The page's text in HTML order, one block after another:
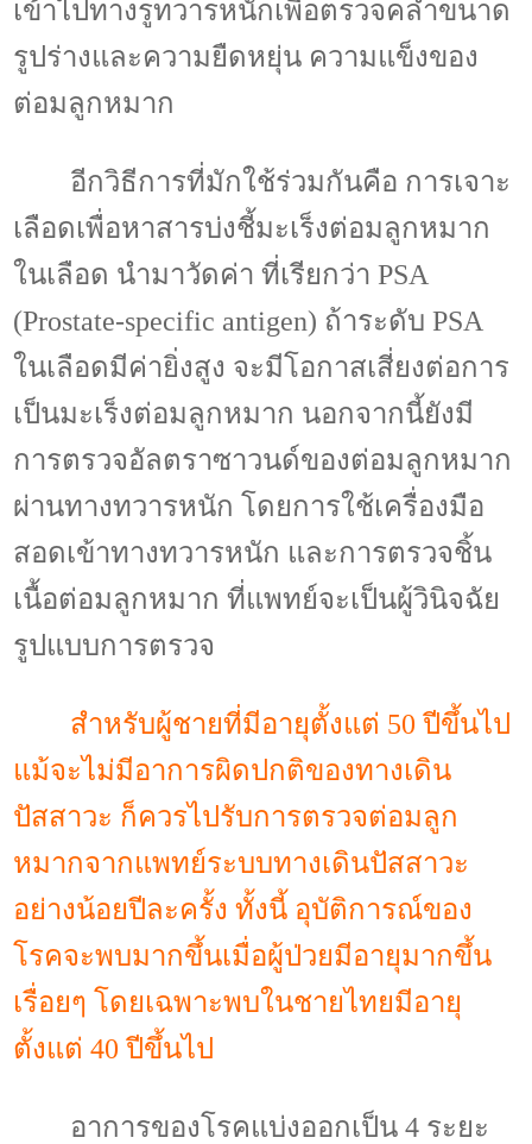
เข้าไปทางรูทวารหนักเพื่อตรวจคลำขนาด
รูปร่างและความยืดหยุ่น ความแข็งของ
ต่อมลูกหมาก
อีกวิธีการที่มักใช้ร่วมกันคือ การเจาะ
เลือดเพื่อหาสารบ่งชี้มะเร็งต่อมลูกหมาก
ในเลือด นำมาวัดค่า ที่เรียกว่าPSA
(Prostate-specific antigen) ถ้าระดับPSA
ในเลือดมีค่ายิ่งสูง จะมีโอกาสเสี่ยงต่อการ
เป็นมะเร็งต่อมลูกหมาก นอกจากนี้ยังมี
การตรวจอัลตราซาวนด์ของต่อมลูกหมาก
ผ่านทางทวารหนัก โดยการใช้เครื่องมือ
สอดเข้าทางทวารหนัก และการตรวจชิ้น
เนื้อต่อมลูกหมาก ที่แพทย์จะเป็นผู้วินิจฉัย
รูปแบบการตรวจ
สำหรับผู้ชายที่มีอายุตั้งแต่ 50 ปีขึ้นไป
แม้จะไม่มีอาการผิดปกติของทางเดิน
ปัสสาวะ ก็ควรไปรับการตรวจต่อมลูก
หมากจากแพทย์ระบบทางเดินปัสสาวะ
อย่างน้อยปีละครั้ง ทั้งนี้ อุบัติการณ์ของ
โรคจะพบมากขึ้นเมื่อผู้ป่วยมีอายุมากขึ้น
เรื่อยๆ โดยเฉพาะพบในชายไทยมีอายุ
ตั้งแต่40 ปีขึ้นไป
อาการของโรคแบ่งออกเป็น4 ระยะ